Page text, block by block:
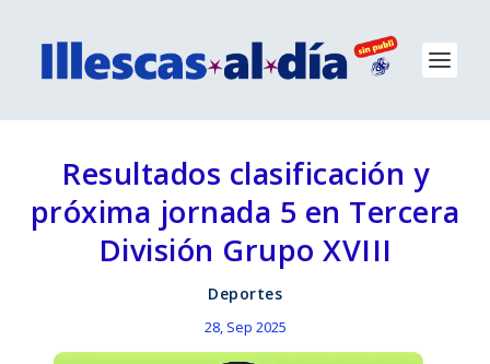
Resultados clasificación y
próxima jornada 5 en Tercera
División Grupo XVIII
Deportes
28, Sep 2025